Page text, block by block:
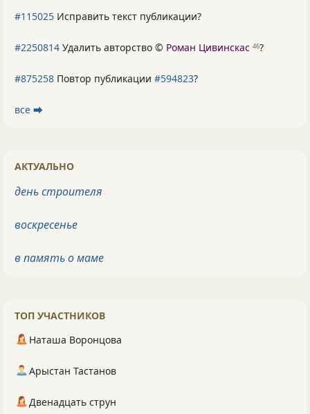
#115025 Исправить текст публикации?
#2250814 Удалить авторство © Роман Цивинскас 46?
#875258 Повтор публикации #594823?
все ⮕
АКТУАЛЬНО
день строителя
воскресенье
в память о маме
ТОП УЧАСТНИКОВ
Наташа Воронцова
Арыстан Тастанов
Двенадцать струн